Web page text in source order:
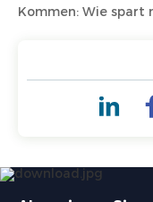
Kommen: Wie spart